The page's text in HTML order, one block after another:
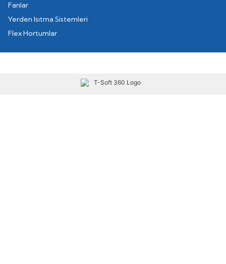
Fanlar
Yerden Isıtma Sistemleri
Flex Hortumlar